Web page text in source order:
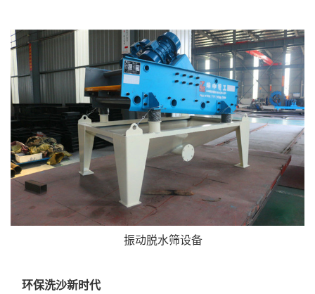
振动脱水筛设备
环保洗沙新时代